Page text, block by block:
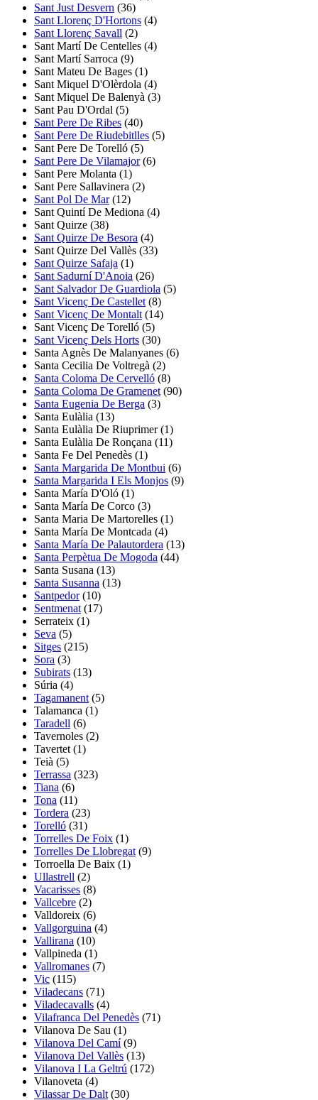
Sant Just Desvern (36)
Sant Llorenç D'Hortons (4)
Sant Llorenç Savall (2)
Sant Martí De Centelles (4)
Sant Martí Sarroca (9)
Sant Mateu De Bages (1)
Sant Miquel D'Olèrdola (4)
Sant Miquel De Balenyà (3)
Sant Pau D'Ordal (5)
Sant Pere De Ribes (40)
Sant Pere De Riudebitlles (5)
Sant Pere De Torelló (5)
Sant Pere De Vilamajor(6)
Sant Pere Molanta (1)
Sant Pere Sallavinera (2)
Sant Pol De Mar(12)
Sant Quintí De Mediona (4)
Sant Quirze (38)
Sant Quirze De Besora (4)
Sant Quirze Del Vallès (33)
Sant Quirze Safaja (1)
Sant Sadurní D'Anoia (26)
Sant Salvador De Guardiola (5)
Sant Vicenç De Castellet (8)
Sant Vicenç De Montalt (14)
Sant Vicenç De Torelló (5)
Sant Vicenç Dels Horts (30)
Santa Agnès De Malanyanes (6)
Santa Cecilia De Voltregà (2)
Santa Coloma De Cervelló (8)
Santa Coloma De Gramenet (90)
Santa Eugenia De Berga (3)
Santa Eulàlia (13)
Santa Eulàlia De Riuprimer(1)
Santa Eulàlia De Ronçana (11)
Santa Fe Del Penedès (1)
Santa Margarida De Montbui (6)
Santa Margarida I Els Monjos (9)
Santa María D'Oló (1)
Santa María De Corco (3)
Santa Maria De Martorelles (1)
Santa María De Montcada (4)
Santa María De Palautordera (13)
Santa Perpètua De Mogoda (44)
Santa Susana (13)
Santa Susanna (13)
Santpedor(10)
Sentmenat (17)
Serrateix (1)
Seva (5)
Sitges (215)
Sora (3)
Subirats (13)
Súria (4)
Tagamanent (5)
Talamanca (1)
Taradell (6)
Tavernoles (2)
Tavertet (1)
Teià (5)
Terrassa (323)
Tiana (6)
Tona (11)
Tordera (23)
Torelló (31)
Torrelles De Foix (1)
Torrelles De Llobregat (9)
Torroella De Baix (1)
Ullastrell (2)
Vacarisses (8)
Vallcebre (2)
Valldoreix (6)
Vallgorguina (4)
Vallirana (10)
Vallpineda (1)
Vallromanes (7)
Vic (115)
Viladecans (71)
Viladecavalls (4)
Vilafranca Del Penedès (71)
Vilanova De Sau (1)
Vilanova Del Camí(9)
Vilanova Del Vallès (13)
Vilanova I La Geltrú (172)
Vilanoveta (4)
Vilassar De Dalt (30)